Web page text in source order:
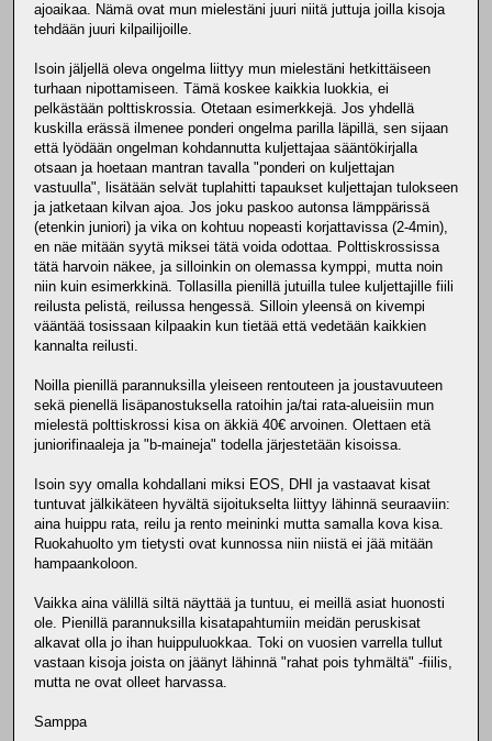
ajoaikaa. Nämä ovat mun mielestäni juuri niitä juttuja joilla kisoja
tehdään juuri kilpailijoille.
Isoin jäljellä oleva ongelma liittyy mun mielestäni hetkittäiseen
turhaan nipottamiseen. Tämä koskee kaikkia luokkia, ei
pelkästään polttiskrossia. Otetaan esimerkkejä. Jos yhdellä
kuskilla erässä ilmenee ponderi ongelma parilla läpillä, sen sijaan
että lyödään ongelman kohdannutta kuljettajaa sääntökirjalla
otsaan ja hoetaan mantran tavalla "ponderi on kuljettajan
vastuulla", lisätään selvät tuplahitti tapaukset kuljettajan tulokseen
ja jatketaan kilvan ajoa. Jos joku paskoo autonsa lämppärissä
(etenkin juniori) ja vika on kohtuu nopeasti korjattavissa (2-4min),
en näe mitään syytä miksei tätä voida odottaa. Polttiskrossissa
tätä harvoin näkee, ja silloinkin on olemassa kymppi, mutta noin
niin kuin esimerkkinä. Tollasilla pienillä jutuilla tulee kuljettajille fiili
reilusta pelistä, reilussa hengessä. Silloin yleensä on kivempi
vääntää tosissaan kilpaakin kun tietää että vedetään kaikkien
kannalta reilusti.
Noilla pienillä parannuksilla yleiseen rentouteen ja joustavuuteen
sekä pienellä lisäpanostuksella ratoihin ja/tai rata-alueisiin mun
mielestä polttiskrossi kisa on äkkiä 40€ arvoinen. Olettaen etä
juniorifinaaleja ja "b-maineja" todella järjestetään kisoissa.
Isoin syy omalla kohdallani miksi EOS, DHI ja vastaavat kisat
tuntuvat jälkikäteen hyvältä sijoitukselta liittyy lähinnä seuraaviin:
aina huippu rata, reilu ja rento meininki mutta samalla kova kisa.
Ruokahuolto ym tietysti ovat kunnossa niin niistä ei jää mitään
hampaankoloon.
Vaikka aina välillä siltä näyttää ja tuntuu, ei meillä asiat huonosti
ole. Pienillä parannuksilla kisatapahtumiin meidän peruskisat
alkavat olla jo ihan huippuluokkaa. Toki on vuosien varrella tullut
vastaan kisoja joista on jäänyt lähinnä "rahat pois tyhmältä" -fiilis,
mutta ne ovat olleet harvassa.
Samppa